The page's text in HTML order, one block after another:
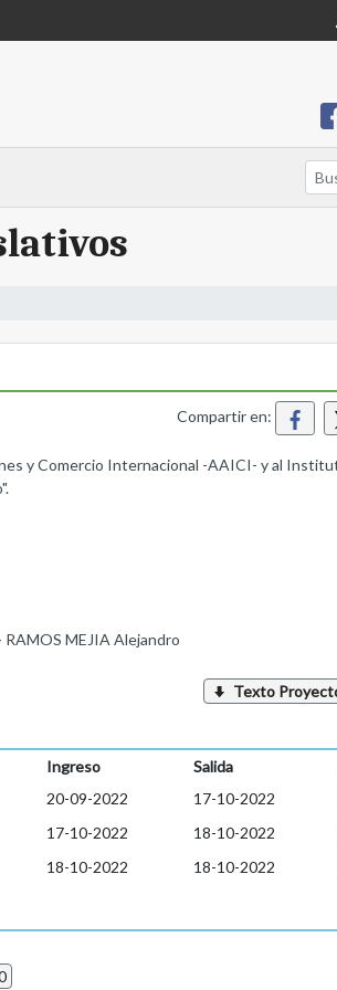
Compartir en:
y Comercio Internacional -AAICI- y al
MEJIA Alejandro
Texto
Ingreso Salida
20-09-2022 17-10-2022
17-10-2022 18-10-2022
18-10-2022 18-10-2022